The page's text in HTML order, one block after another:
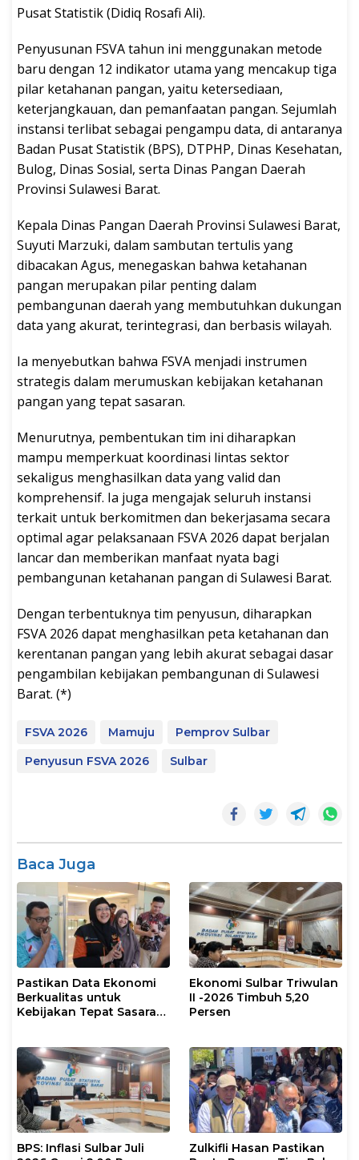
Pusat Statistik (Didiq Rosafi Ali).
Penyusunan FSVA tahun ini menggunakan metode
baru dengan 12 indikator utama yang mencakup tiga
pilar ketahanan pangan, yaitu ketersediaan,
keterjangkauan, dan pemanfaatan pangan. Sejumlah
instansi terlibat sebagai pengampu data, di antaranya
Badan Pusat Statistik (BPS), DTPHP, Dinas Kesehatan,
Bulog, Dinas Sosial, serta Dinas Pangan Daerah
Provinsi Sulawesi Barat.
Kepala Dinas Pangan Daerah Provinsi Sulawesi Barat,
Suyuti Marzuki, dalam sambutan tertulis yang
dibacakan Agus, menegaskan bahwa ketahanan
pangan merupakan pilar penting dalam
pembangunan daerah yang membutuhkan dukungan
data yang akurat, terintegrasi, dan berbasis wilayah.
Ia menyebutkan bahwa FSVA menjadi instrumen
strategis dalam merumuskan kebijakan ketahanan
pangan yang tepat sasaran.
Menurutnya, pembentukan tim ini diharapkan
mampu memperkuat koordinasi lintas sektor
sekaligus menghasilkan data yang valid dan
komprehensif. Ia juga mengajak seluruh instansi
terkait untuk berkomitmen dan bekerjasama secara
optimal agar pelaksanaan FSVA 2026 dapat berjalan
lancar dan memberikan manfaat nyata bagi
pembangunan ketahanan pangan di Sulawesi Barat.
Dengan terbentuknya tim penyusun, diharapkan
FSVA 2026 dapat menghasilkan peta ketahanan dan
kerentanan pangan yang lebih akurat sebagai dasar
pengambilan kebijakan pembangunan di Sulawesi
Barat. (*)
FSVA 2026 Mamuju
Pemprov Sulbar
Penyusun FSVA 2026
Sulbar
Baca Juga
Pastikan Data Ekonomi
Berkualitas untuk
Kebijakan Tepat Sasaran,
Lapangan SE2026
Ekonomi Sulbar Triwulan
II -2026 Timbuh 5,20
Persen
BPS: Inflasi Sulbar Juli
Zulkifli Hasan Pastikan